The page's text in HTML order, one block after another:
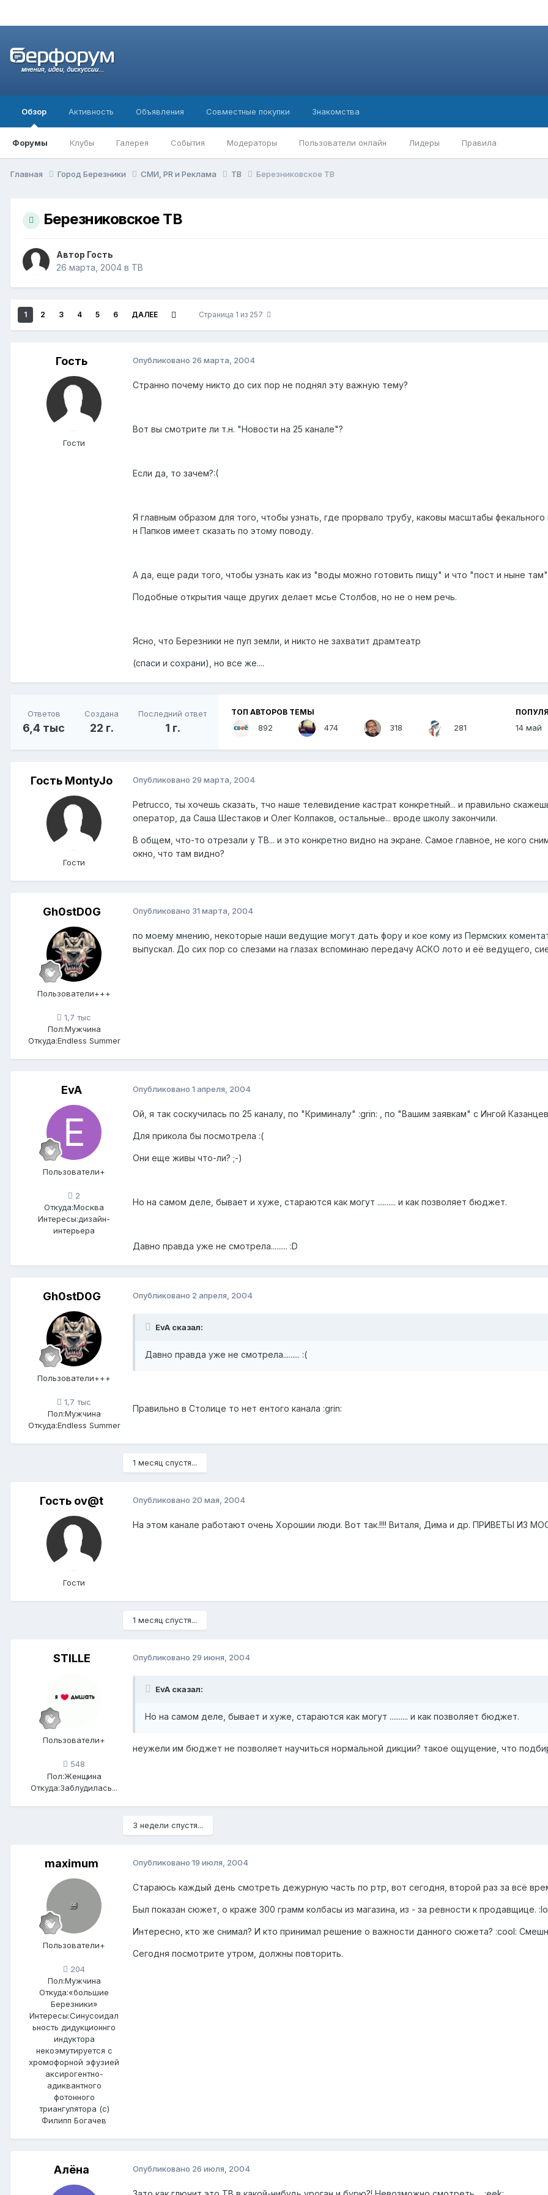
Обзор
Форумы Клубы Галерея События Модераторы Пользователи онлайн Лидеры Правила
Активность Объявления Совместные покупки Знакомства
Главная Город Березники СМИ, PR и Реклама ТВ Березниковское ТВ
Березниковское ТВ
Автор Гость
26 марта, 2004 в ТВ
1 2 3 4 5 6 ДАЛЕЕ Страница 1 из 257
Гость
Гости
Опубликовано 26 марта, 2004
Странно почему никто до сих пор не поднял эту важную тему?
Вот вы смотрите ли т.н. "Новости на 25 канале"?
Если да, то зачем?:(
Я главным образом для того, чтобы узнать, где прорвало трубу, каковы масштабы
н Папков имеет сказать по этому поводу.
А да, еще ради того, чтобы узнать как из "воды можно готовить пищу" и что "пост и ныне там".
Подобные открытия чаще других делает мсье Столбов, но не о нем речь.
Ясно, что Березники не пуп земли, и никто не захватит драмтеатр
(спаси и сохрани), но все же....
Ответов
6,4 тыс
Создана
22 г.
Последний ответ
1 г.
ТОП АВТОРОВ ТЕМЫ
892 474 318 281 14 май
Гость MontyJo
Гости
Опубликовано 29 марта, 2004
Petrucco, ты хочешь сказать, тчо наше телевидение кастрат конкретный... и правильно
оператор, да Саша Шестаков и Олег Колпаков, остальные... вроде школу закончили.
В общем, что-то отрезали у ТВ... и это конкретно видно на экране. Самое главное, не кого
окно, что там видно?
Gh0stD0G
Пользователи+++
1,7 тыс
Пол:Мужчина
Откуда:Endless Summer
Опубликовано 31 марта, 2004
по моему мнению, некоторые наши ведущие могут дать фору и кое кому из Пермских
выпускал. До сих пор со слезами на глазах вспоминаю передачу АСКО лото и её ведущего,
EvA
Пользователи+
2
Откуда:Москва
Интересы:дизайн-
интерьера
Опубликовано 1 апреля, 2004
Ой, я так соскучилась по 25 каналу, по "Криминалу" :grin: , по "Вашим заявкам" с Ингой
Для прикола бы посмотрела :(
Они еще живы что-ли? ;-)
Но на самом деле, бывает и хуже, стараются как могут .......... и как позволяет бюджет.
Давно правда уже не смотрела......... :D
Gh0stD0G
Пользователи+++
1,7 тыс
Пол:Мужчина
Откуда:Endless Summer
Опубликовано 2 апреля, 2004
EvA сказал:
Давно правда уже не смотрела......... :(
Правильно в Столице то нет ентого канала :grin:
1 месяц спустя...
Гость ov@t
Гости
Опубликовано 20 мая, 2004
На этом канале работают очень Хорошии люди. Вот так.!!!! Виталя, Дима и др. ПРИВЕТЫ ИЗ
1 месяц спустя...
STILLE
Пользователи+
548
Пол:Женщина
Откуда:Заблудилась...
Опубликовано 29 июня, 2004
EvA сказал:
Но на самом деле, бывает и хуже, стараются как могут .......... и как позволяет бюджет.
неужели им бюджет не позволяет научиться нормальной дикции? такое ощущение, что
3 недели спустя...
maximum
Пользователи+
204
Пол:Мужчина
Откуда:«большие
Березники»
Интересы:Синусоидал
ьность дидукционнго
индуктора
некоэмутируется с
хромофорной эфузией
аксирогентно-
адиквантного
фотонного
триангулятора (c)
Филипп Богачев
Опубликовано 19 июля, 2004
Стараюсь каждый день смотреть дежурную часть по ртр, вот сегодня, второй раз за всё
Был показан сюжет, о краже 300 грамм колбасы из магазина, из - за ревности к продавщице.
Интересно, кто же снимал? И кто принимал решение о важности данного сюжета? :cool:
Сегодня посмотрите утром, должны повторить.
Алёна Опубликовано 26 июля, 2004